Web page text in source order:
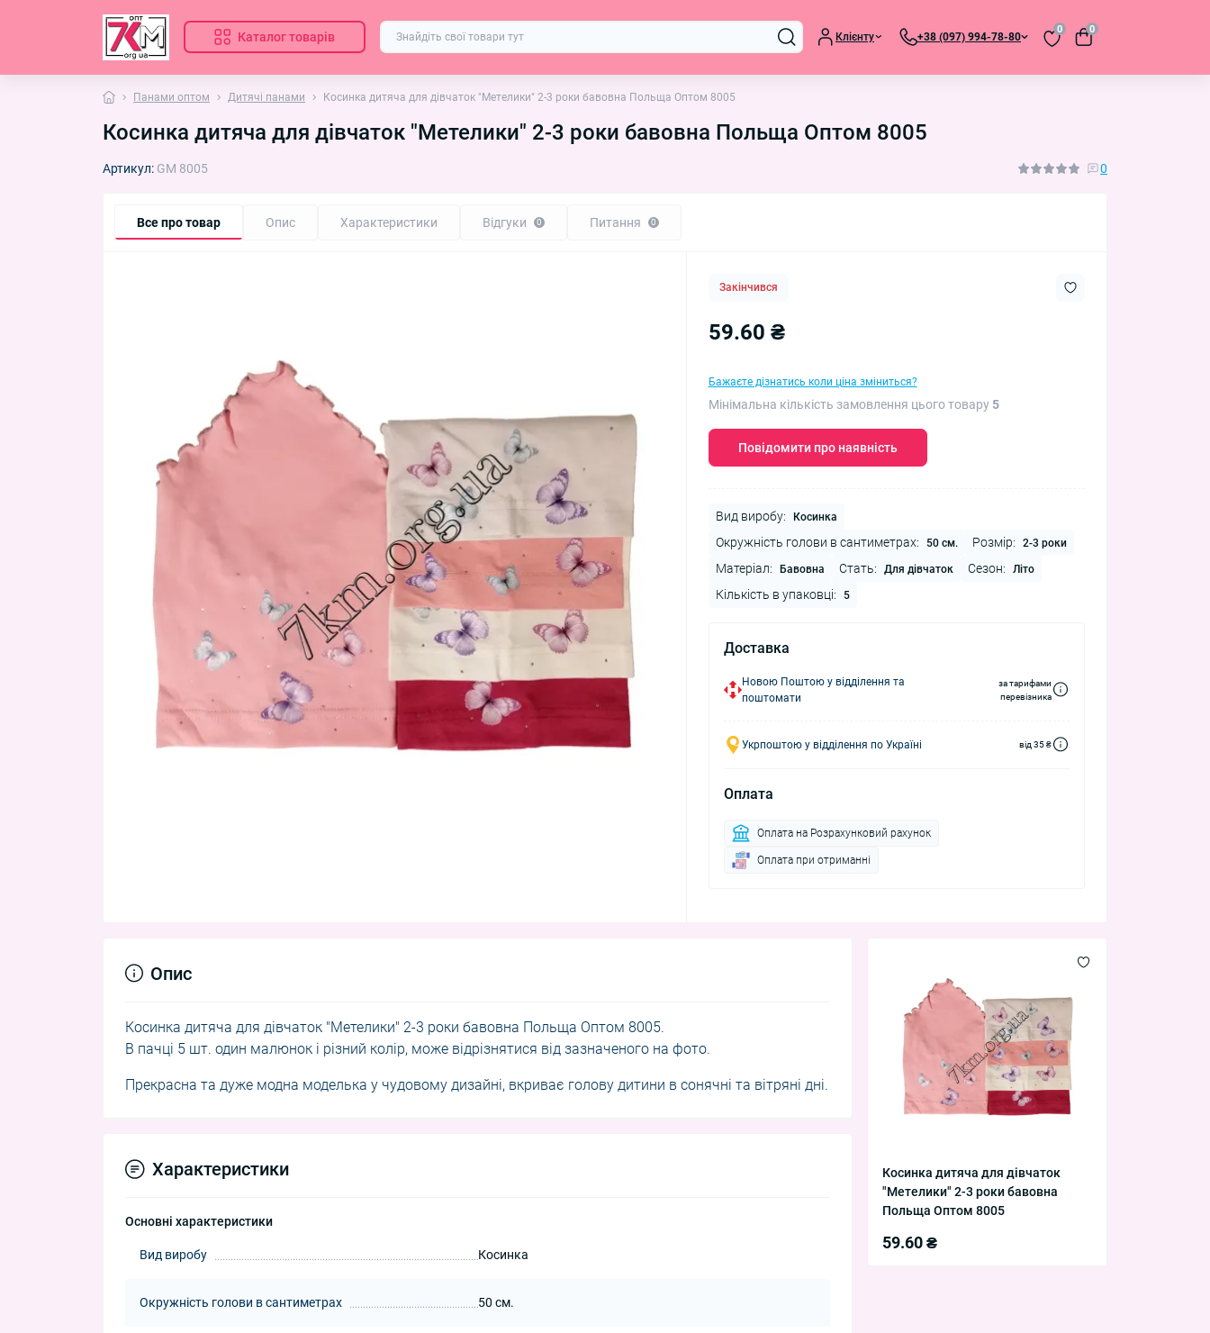
Каталог товарів Клієнту +38 (097) 994-78-80
0 0
Панами оптом Дитячі панами Косинка дитяча для дівчаток "Метелики" 2-3 роки бавовна Польща Оптом 8005
Косинка дитяча для дівчаток "Метелики" 2-3 роки бавовна Польща Оптом 8005
Артикул: GM 8005 0
Все про товар Опис Характеристики Відгуки 0 Питання 0
Закінчився
59.60 ₴
Бажаєте дізнатись коли ціна зміниться?
Мінімальна кількість замовлення цього товару 5
Повідомити про наявність
Вид виробу: Косинка
Окружність голови в сантиметрах: 50 см. Розмір: 2-3 роки
Матеріал: Бавовна Стать: Для дівчаток Сезон: Літо
Кількість в упаковці: 5
Доставка
Новою Поштою у відділення та
поштомати
за тарифами
перевізника
Укрпоштою у відділення по Україні від 35 ₴
Оплата
Оплата на Розрахунковий рахунок
Оплата при отриманні
Косинка дитяча для дівчаток
"Метелики" 2-3 роки бавовна
Польща Оптом 8005
59.60 ₴
Опис
Косинка дитяча для дівчаток "Метелики" 2-3 роки бавовна Польща Оптом 8005.
В пачці 5 шт. один малюнок і різний колір, може відрізнятися від зазначеного на фото.
Прекрасна та дуже модна моделька у чудовому дизайні, вкриває голову дитини в сонячні та вітряні дні.
Характеристики
Основні характеристики
Вид виробу Косинка
Окружність голови в сантиметрах 50 см.